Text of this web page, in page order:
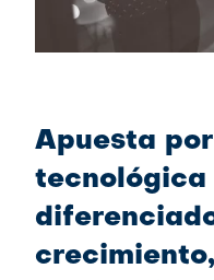
Apuesta